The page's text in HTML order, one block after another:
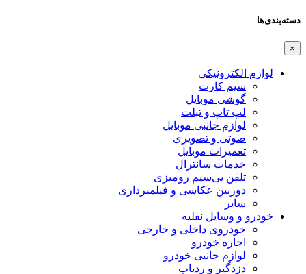
دسته‌بندی‌ها
×
لوازم الکترونیکی
سیم کارت
گوشی موبایل
لپ تاپ و تبلت
لوازم جانبی موبایل
صوتی و تصویری
تعمیرات موبایل
خدمات سانترال
تلفن بی‌سیم رومیزی
دوربین عکاسی و فیلمبرداری
سایر
خودرو و وسایل نقلیه
خودروی داخلی و خارجی
اجاره خودرو
لوازم جانبی خودرو
دزدگیر و ردیاب